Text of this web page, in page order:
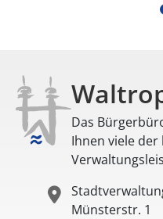
Das
Ihnen viele
Münsterstr. 1